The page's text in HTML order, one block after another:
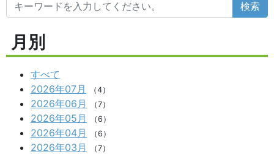
検索
月別
すべて
2026年07月
（4）
2026年06月 （7）
2026年05月 （6）
2026年04月 （6）
2026年03月 （7）